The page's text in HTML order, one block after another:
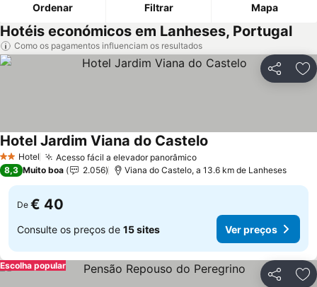
Ordenar Filtrar Mapa
Hotéis económicos em Lanheses, Portugal
Como os pagamentos influenciam os resultados
Partilhar
2 Estrelas
Hotel Acesso fácil a elevador panorâmicoVer preços
Hotel Jardim Viana do Castelo
8,3 Muito boa 2.056 Viana do Castelo, a 13.6 km de Lanheses
De € 40
Consulte os preços de 15 sites Ver preços
Partilhar
Escolha popular